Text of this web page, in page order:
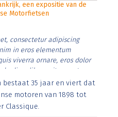
een expositie van de
Motorfietsen
consectetur adipiscing
in eros elementum
viverra ornare, eros dolor
diam libero vitae erat.
cursus id rutrum lorem
risus tristique posuere.
bestaat 35 jaar en viert dat
motoren van 1898 tot
Classique.